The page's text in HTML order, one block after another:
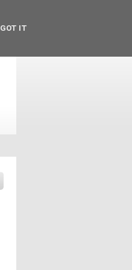
GOT IT